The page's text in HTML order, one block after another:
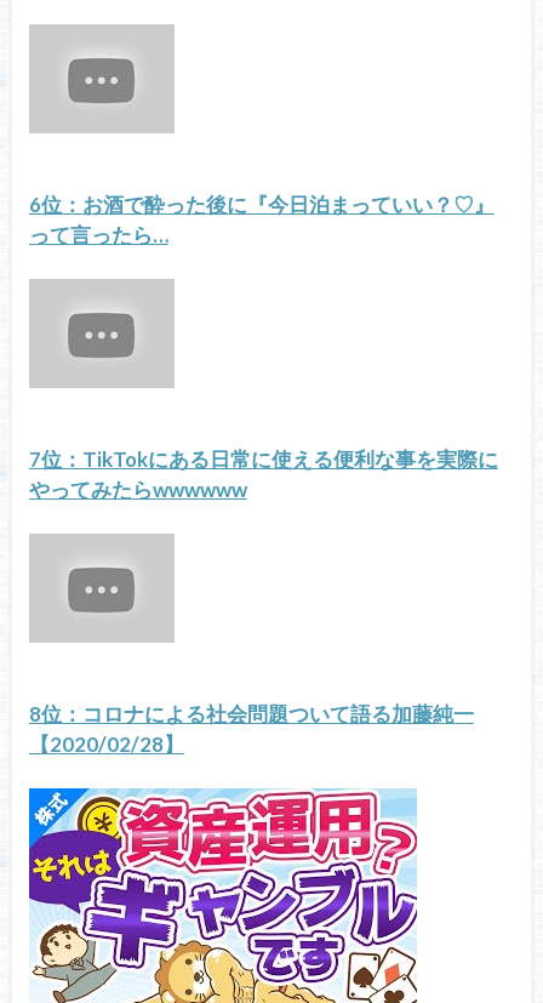
6位：お酒で酔った後に『今日泊まっていい？♡』
って言ったら…
7位：TikTokにある日常に使える便利な事を実際に
やってみたらwwwwww
8位：コロナによる社会問題ついて語る加藤純一
【2020/02/28】